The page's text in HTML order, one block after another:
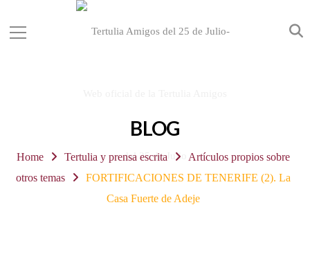
BLOG
Home Tertulia y prensa escrita
Artículos propios sobre
otros temas
FORTIFICACIONES DE TENERIFE (2). La
Casa Fuerte de Adeje